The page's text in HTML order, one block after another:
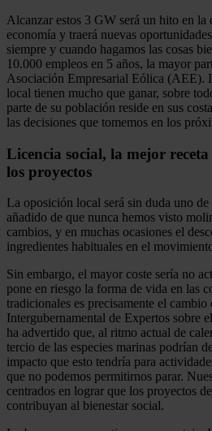
Alcanzar estos 3 GW será un hito en la
economía y traerá nuevas
siempre y cuando hagamos las cosas
10.000 empleos en 5 años, la mayor
Asociación Empresarial Eólica (AEE).
local tienen mucho que ganar, sobre
parte de su población reside en sus
las decisiones que tomemos en los
Licencia social, la mejor
los proyectos
La oposición local será sin duda uno
añadido de que nunca hemos visto
cambios, y en muchas ocasiones el
ingredientes habituales en el
Sin embargo, el mayor coste sería no
pone en riesgo la forma de vida en las
tradicionales es precisamente el
Intergubernamental de Expertos sobre
ha advertido que, al ritmo actual de
tercio de las especies marinas podrían
impacto que esto tendría para
que no podemos permitirnos parar.
centrados en lograr que los proyectos
contribuyan al bienestar social.